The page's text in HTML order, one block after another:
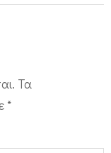
Τα
*